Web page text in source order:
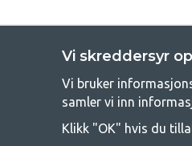
campe, og derfor tilbyr vi
Vi skreddersyr
Vi bruker
samler vi inn
Klikk "OK" hvis du